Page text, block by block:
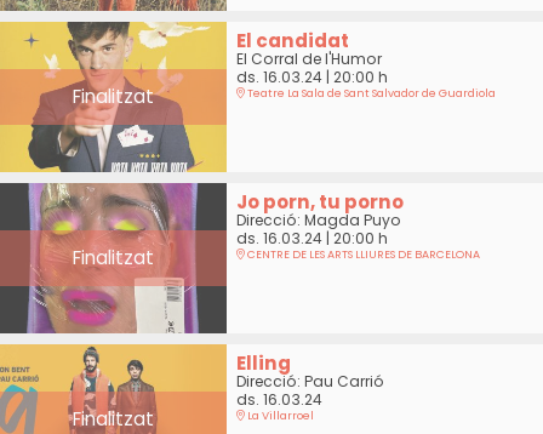
Finalitzat
El candidat
El Corral de l'Humor
ds. 16.03.24| 20:00 h
Teatre La Sala de Sant Salvador de Guardiola
Finalitzat
Jo porn, tu porno
Direcció: Magda Puyo
ds. 16.03.24| 20:00 h
CENTRE DE LES ARTS LLIURES DE BARCELONA
Finalitzat
Elling
Direcció: Pau Carrió
ds. 16.03.24
La Villarroel